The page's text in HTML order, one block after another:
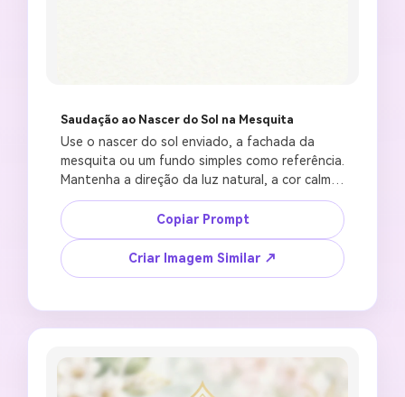
Saudação ao Nascer do Sol na Mesquita
Use o nascer do sol enviado, a fachada da
mesquita ou um fundo simples como referência.
Mantenha a direção da luz natural, a cor calma
do céu e o equilíbrio visual limpo. Crie uma
imagem de saudação Jummah Mubarak com um
suave nascer do sol dourado atrás da cúpula
de uma mesquita, nuvens delicadas, pequena
lua crescente, refinados detalhes florais, painel
posteriormente, estilo premium de cartão de
saudação islâmico, composição vertical 4:5, sem
impreciso, sem arquitetura distorcida, sem
letras aleatórias, sem imitação de logotipo
Copiar Prompt
Criar Imagem Similar ↗